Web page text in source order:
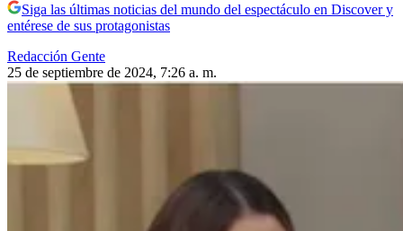
Siga las últimas noticias del mundo del espectáculo en Discover y
entérese de sus protagonistas
Redacción Gente
25 de septiembre de 2024, 7:26 a. m.